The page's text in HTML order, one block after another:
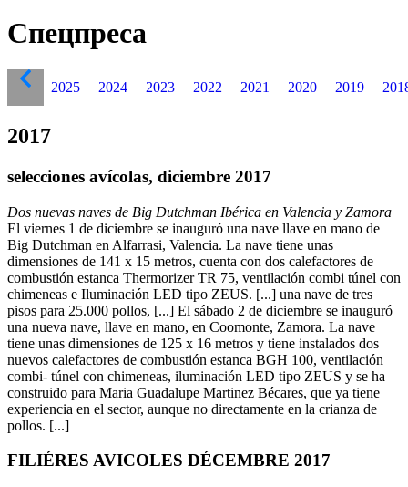
Спецпреса
2025 2024 2023 2022 2021 2020 2019
2017
selecciones avícolas, diciembre 2017
Dos nuevas naves de Big Dutchman Ibérica en Valencia y Zamora
El viernes 1 de diciembre se inauguró una nave llave en mano de
Big Dutchman en Alfarrasi, Valencia. La nave tiene unas
dimensiones de 141 x 15 metros, cuenta con dos calefactores de
combustión estanca Thermorizer TR 75, ventilación combi túnel con
chimeneas e Iluminación LED tipo ZEUS. [...] una nave de tres
pisos para 25.000 pollos, [...] El sábado 2 de diciembre se inauguró
una nueva nave, llave en mano, en Coomonte, Zamora. La nave
tiene unas dimensiones de 125 x 16 metros y tiene instalados dos
nuevos calefactores de combustión estanca BGH 100, ventilación
combi- túnel con chimeneas, iluminación LED tipo ZEUS y se ha
construido para Maria Guadalupe Martinez Bécares, que ya tiene
experiencia en el sector, aunque no directamente en la crianza de
pollos. [...]
FILIÉRES AVICOLES DÉCEMBRE 2017